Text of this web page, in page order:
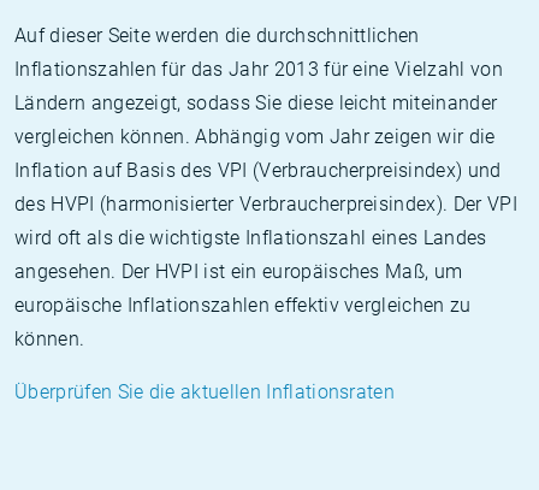
Auf dieser Seite werden die durchschnittlichen
Inflationszahlen für das Jahr 2013 für eine Vielzahl von
Ländern angezeigt, sodass Sie diese leicht miteinander
vergleichen können. Abhängig vom Jahr zeigen wir die
Inflation auf Basis des VPI (Verbraucherpreisindex) und
des HVPI (harmonisierter Verbraucherpreisindex). Der VPI
wird oft als die wichtigste Inflationszahl eines Landes
angesehen. Der HVPI ist ein europäisches Maß, um
europäische Inflationszahlen effektiv vergleichen zu
können.
Überprüfen Sie die aktuellen Inflationsraten